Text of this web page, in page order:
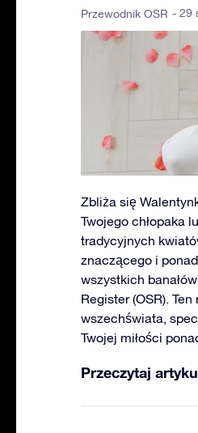
Przewodnik OSR - 29
Zbliża się
Twojego chłopaka
tradycyjnych
znaczącego i
wszystkich
Register (OSR).
wszechświata,
Twojej miłości
Przeczytaj